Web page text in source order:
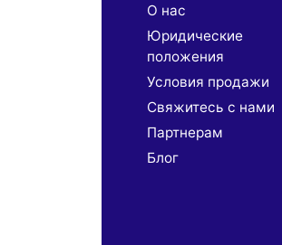
О нас
Юридические
положения
Условия продажи
Свяжитесь с нами
Партнерaм
Блог